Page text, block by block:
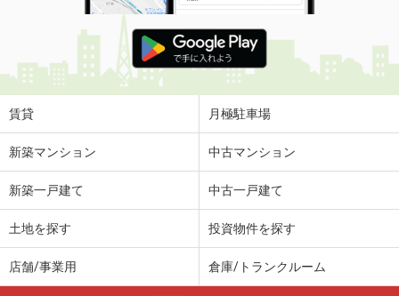
賃貸 月極駐車場
新築マンション 中古マンション
新築一戸建て 中古一戸建て
土地を探す 投資物件を探す
店舗/事業用 倉庫/トランクルーム